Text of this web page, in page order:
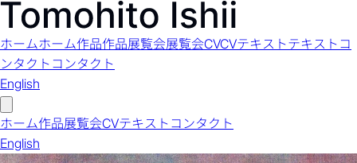
ホームホーム作品作品展覧会展覧会CVCVテキストテキスト コ
ンタクト コンタクト
English
ホーム作品展覧会CVテキスト コンタクト
English